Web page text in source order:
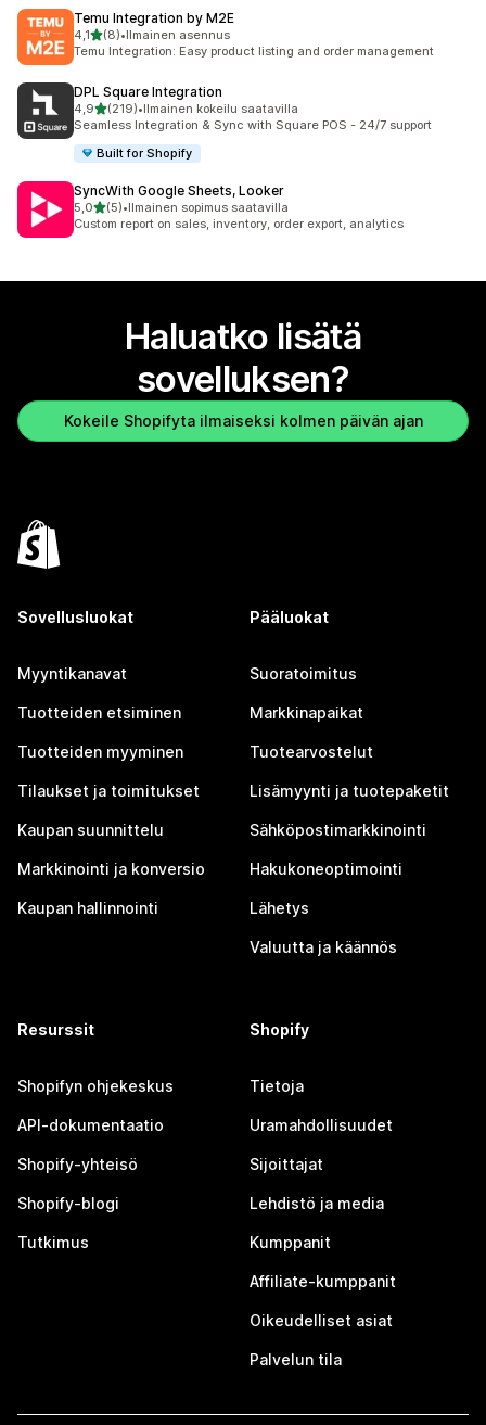
Temu Integration by M2E
4,1/ 5 tähteä
(8)
8 arvostelua yhteensä
•Ilmainen asennus
Temu Integration: Easy product listing and order management
DPL Square Integration
4,9/ 5 tähteä
(219)
219 arvostelua yhteensä
•Ilmainen kokeilu saatavilla
Seamless Integration & Sync with Square POS - 24/7 support
Built for Shopify
SyncWith Google Sheets, Looker
5,0/ 5 tähteä
(5)
5 arvostelua yhteensä
•Ilmainen sopimus saatavilla
Custom report on sales, inventory, order export, analytics
Haluatko lisätä
sovelluksen?
Kokeile Shopifyta ilmaiseksi kolmen päivän ajan
Sovellusluokat
Myyntikanavat
Tuotteiden etsiminen
Tuotteiden myyminen
Tilaukset ja toimitukset
Kaupan suunnittelu
Markkinointi ja konversio
Kaupan hallinnointi
Pääluokat
Suoratoimitus
Markkinapaikat
Tuotearvostelut
Lisämyynti ja tuotepaketit
Sähköpostimarkkinointi
Hakukoneoptimointi
Lähetys
Valuutta ja käännös
Resurssit
Shopifyn ohjekeskus
API-dokumentaatio
Shopify-yhteisö
Shopify-blogi
Tutkimus
Shopify
Tietoja
Uramahdollisuudet
Sijoittajat
Lehdistö ja media
Kumppanit
Affiliate-kumppanit
Oikeudelliset asiat
Palvelun tila